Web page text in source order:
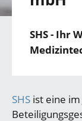
SHS - Ihr
SHS ist eine